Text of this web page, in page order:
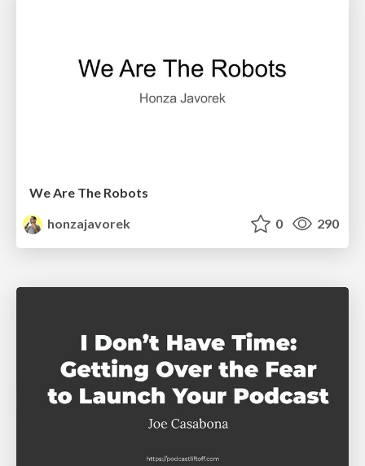
We Are The Robots
honzajavorek
0 290